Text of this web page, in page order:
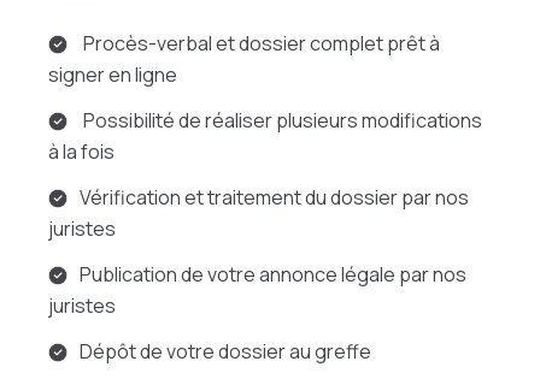
Procès-verbal et dossier complet prêt à
signer en ligne
Possibilité de réaliser plusieurs modifications
à la fois
Vérification et traitement du dossier par nos
juristes
Publication de votre annonce légale par nos
juristes
Dépôt de votre dossier au greffe